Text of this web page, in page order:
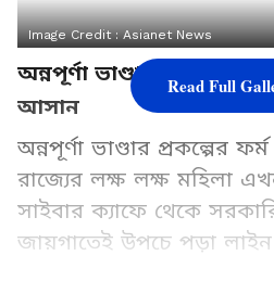
Image Credit :Asianet News
অন্নপূর্ণা ভাণ্ডারের ফর্ম
আসান
অন্নপূর্ণা ভাণ্ডার প্রকল্পের
রাজ্যের লক্ষ লক্ষ মহিলা
সাইবার ক্যাফে থেকে
জায়গাতেই উপচে পড়া
Read Full